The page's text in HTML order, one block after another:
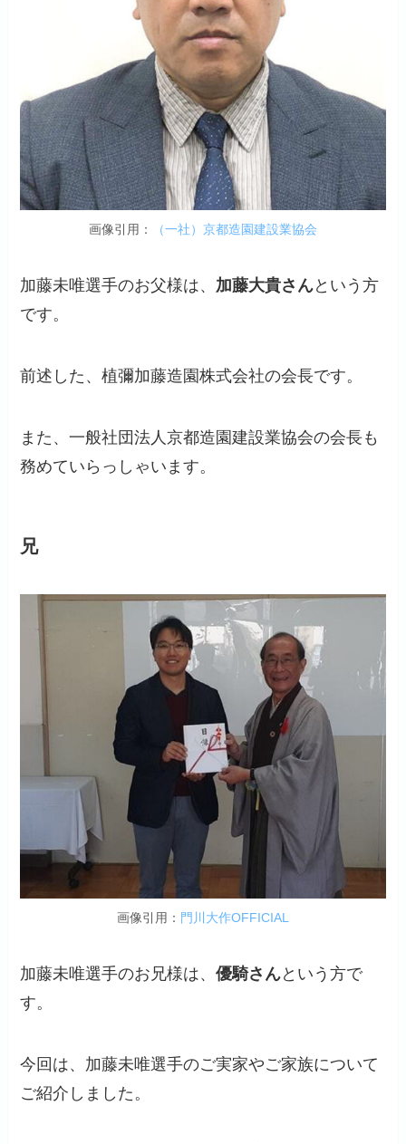
画像引用： （一社）京都造園建設業協会
加藤未唯選手のお父様は、 加藤大貴さんという方
です。
前述した、植彌加藤造園株式会社の会長です。
また、一般社団法人京都造園建設業協会の会長も
務めていらっしゃいます。
兄
画像引用： 門川大作OFFICIAL
加藤未唯選手のお兄様は、優騎さんという方で
す。
今回は、加藤未唯選手のご実家やご家族について
ご紹介しました。